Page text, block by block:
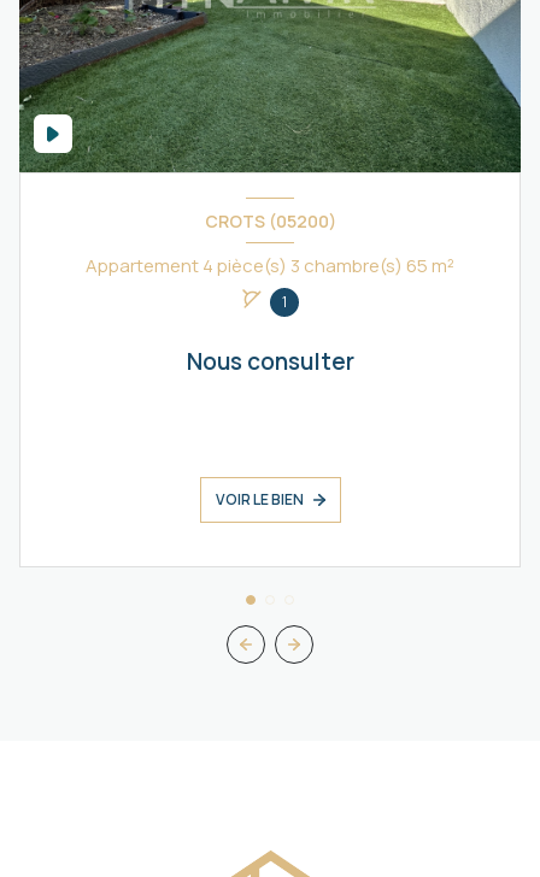
CROTS (05200)
Appartement 4 pièce(s) 3 chambre(s) 65 m²
1
Nous consulter
VOIR LE BIEN